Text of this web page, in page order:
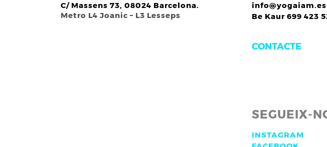
C/ Massens 73, 08024 Barcelona.
Metro L4 Joanic – L3 Lesseps
info@yogaiam.es
Be Kaur 699 423
CONTACTE
SEGUEIX-
INSTAGRAM